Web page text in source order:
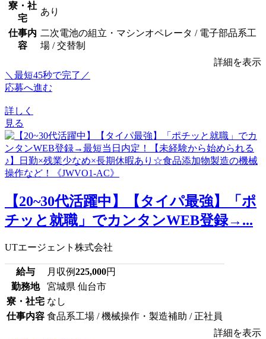
寮・社
宅
あり
仕事内
容
二次電池の組立・マシンオペレータ / 電子部品系工
場 / 交替制
詳細を表示
＼最短45秒で完了／
応募へ進む
詳しく
見る
【20~30代活躍中】【タイパ最強】「ポ
チッと就職」でカンタンWEB登録→...
UTエージェント株式会社
給与 月収例225,000円
勤務地
宮城県 仙台市
寮・社宅 なし
仕事内容 食品系工場 / 機械操作・製造補助 / 正社員
詳細を表示